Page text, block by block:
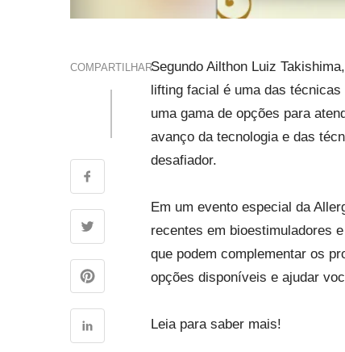
COMPARTILHARSegundo Ailthon Luiz
lifting facial é uma das
uma gama de opções para
avanço da tecnologia e das
desafiador.
Em um evento especial da
recentes em bioestimuladores
que podem complementar os
opções disponíveis e ajudar
Leia para saber mais!